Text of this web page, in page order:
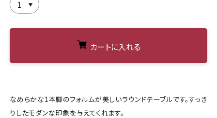
カートに入れる
なめらかな1本脚のフォルムが美しいラウンドテーブルです。すっき
りしたモダンな印象を与えてくれます。